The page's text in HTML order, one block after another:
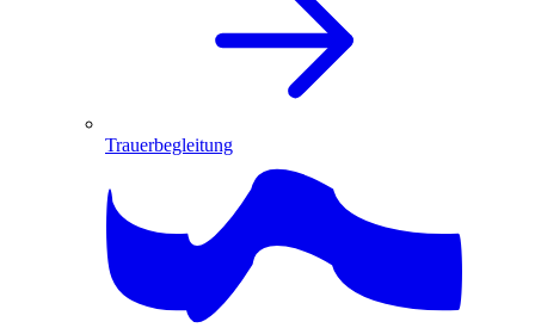
Trauerbegleitung